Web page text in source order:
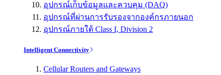
อุปกรณ์เก็บข้อมูลและควบคุม (DAQ)
อุปกรณ์ที่ผ่านการรับรองจากองค์กรภายนอก
อุปกรณ์ภายใต้ Class I, Division 2
Intelligent Connectivity
Cellular Routers and Gateways